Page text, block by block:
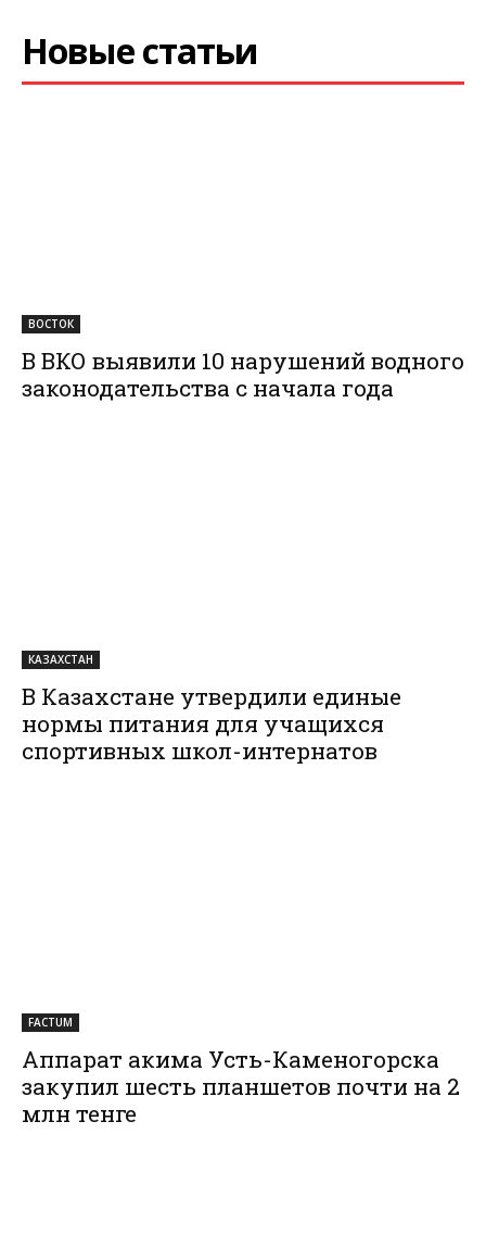
Новые статьи
ВОСТОК
В ВКО выявили 10 нарушений водного
законодательства с начала года
КАЗАХСТАН
В Казахстане утвердили единые
нормы питания для учащихся
спортивных школ-интернатов
FACTUM
Аппарат акима Усть-Каменогорска
закупил шесть планшетов почти на 2
млн тенге